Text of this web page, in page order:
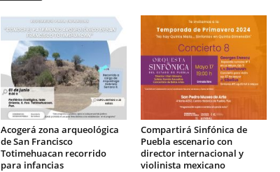
Acogerá zona arqueológica
de San Francisco
Totimehuacan recorrido
para infancias
Compartirá Sinfónica de
Puebla escenario con
director internacional y
violinista mexicano